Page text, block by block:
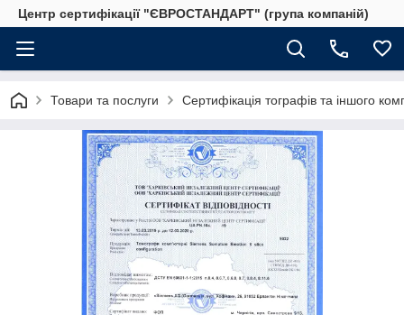
Центр сертифікації "ЄВРОСТАНДАРТ" (група компаній)
Товари та послуги Сертифікація тографів та іншого